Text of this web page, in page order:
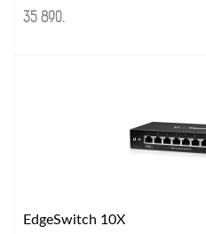
35 890.
EdgeSwitch 10X